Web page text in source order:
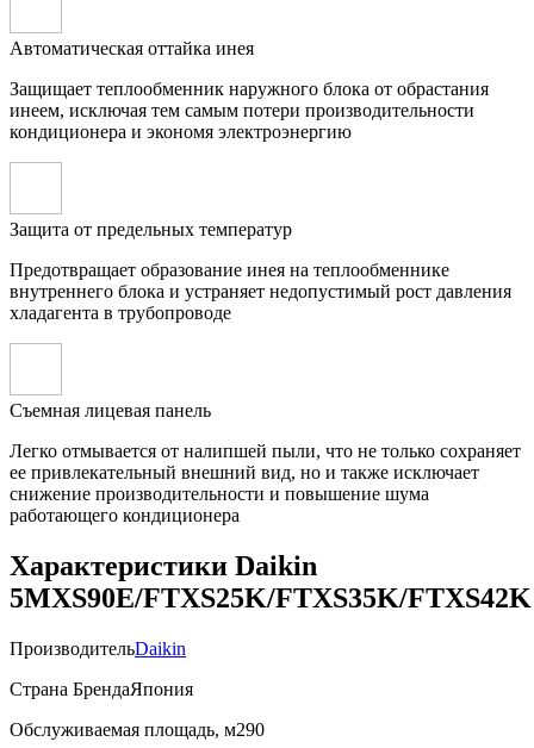
Автоматическая оттайка инея
Защищает теплообменник наружного блока от обрастания
инеем, исключая тем самым потери производительности
кондиционера и экономя электроэнергию
Защита от предельных температур
Предотвращает образование инея на теплообменнике
внутреннего блока и устраняет недопустимый рост давления
хладагента в трубопроводе
Съемная лицевая панель
Легко отмывается от налипшей пыли, что не только сохраняет
ее привлекательный внешний вид, но и также исключает
снижение производительности и повышение шума
работающего кондиционера
Характеристики Daikin
5MXS90E/FTXS25K/FTXS35K/FTXS42K
ПроизводительDaikin
Страна БрендаЯпония
Обслуживаемая площадь, м290